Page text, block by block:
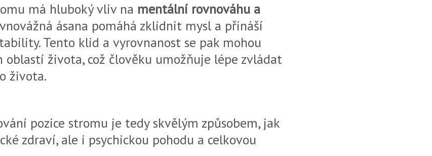
má hluboký vliv na mentální rovnováhu a
ásana pomáhá zklidnit mysl a přináší
Tento klid a vyrovnanost se pak mohou
oblastí života, což člověku umožňuje lépe zvládat
života.
pozice stromu je tedy skvělým způsobem, jak
zdraví, ale i psychickou pohodu a celkovou